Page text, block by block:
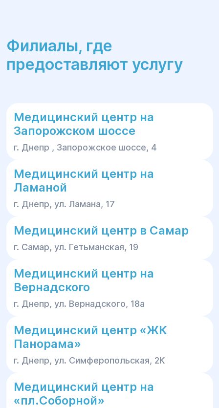
Как проходит
консультация хирурга
уточнения жалоб, изучения медицинской
документации (сбора анамнеза). Затем
проводится осмотр, в зависимости от
жалоб пациента хирург может:
оценивать состояние кожных покровов и
мягких тканей (цвет кожи, нарушения
целостности, наличие гнойников,
новообразований, отечность тканей);
проводить пальпацию (прощупывание),
перкуссию (выстукивание) проблемных
областей;
оценивать подвижность конечностей и
позвоночника, особенности осанки,
постановку стоп.
По итогам осмотра врач может:
провести хирургические манипуляции в
амбулаторных условиях, под местной
анестезией (вскрытие и дренирование
удаление доброкачественных кожных и
подкожных новообразований);
Филиалы, где
предоставляют услугу
Медицинский центр на
Запорожском шоссе
г. Днепр , Запорожское шоссе, 4
Медицинский центр на
Ламаной
г. Днепр, ул. Ламана, 17
Медицинский центр в Самар
г. Самар, ул. Гетьманская, 19
Медицинский центр на
Вернадского
г. Днепр, ул. Вернадского, 18а
Медицинский центр «ЖК
Панорама»
г. Днепр, ул. Симферопольская, 2К
Медицинский центр на
«пл.Соборной»